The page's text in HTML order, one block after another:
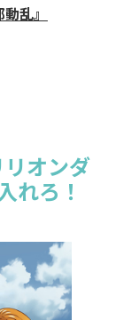
乱』
オンダ
れろ！